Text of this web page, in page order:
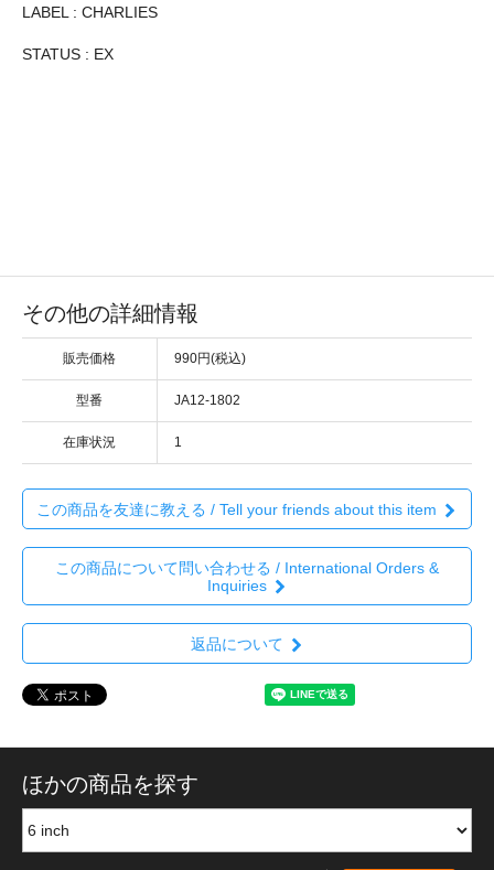
LABEL : CHARLIES
STATUS : EX
その他の詳細情報
販売価格 990円(税込)
型番 JA12-1802
在庫状況 1
この商品を友達に教える / Tell your friends about this item
この商品について問い合わせる / International Orders &
Inquiries
返品について
ほかの商品を探す